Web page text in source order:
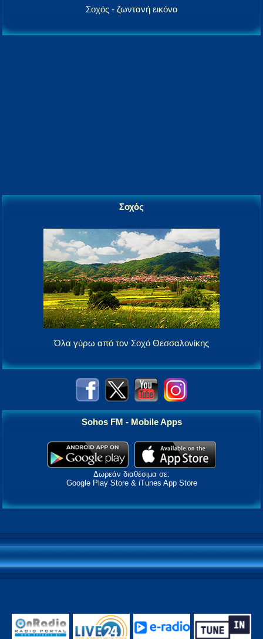
Σοχός - ζωντανή εικόνα
Σοχός
Όλα γύρω από τον Σοχό Θεσσαλονίκης
Sohos FM - Mobile Apps
Δωρεάν διαθέσιμα σε:
Google Play Store & iTunes App Store